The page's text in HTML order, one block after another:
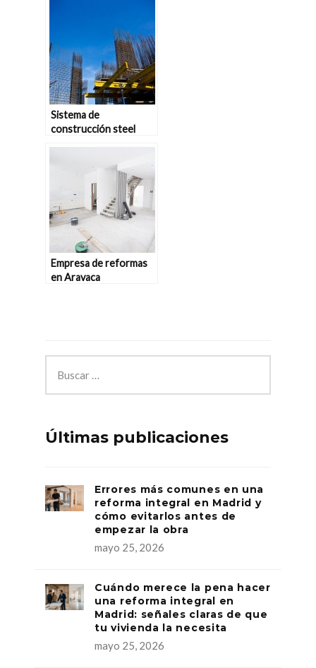
Sistema de
construcción steel
Empresa de reformas
en Aravaca
Últimas publicaciones
Errores más comunes en una
reforma integral en Madrid y
cómo evitarlos antes de
empezar la obra
mayo 25, 2026
Cuándo merece la pena hacer
una reforma integral en
Madrid: señales claras de que
tu vivienda la necesita
mayo 25, 2026